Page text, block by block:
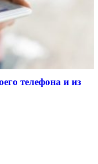
телефона и из